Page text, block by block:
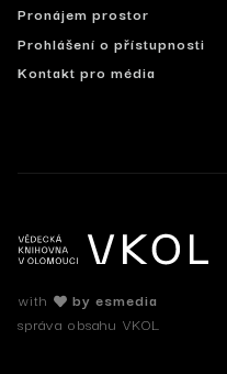
Pronájem prostor
Prohlášení o přístupnosti
Kontakt pro média
with
by esmedia
správa obsahu VKOL